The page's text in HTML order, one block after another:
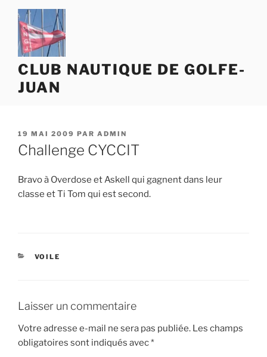
Aller
contenu
principal
CLUB NAUTIQUE DE GOLFE-
JUAN
PUBLIÉ
LE
19 MAI 2009 PAR ADMIN
Challenge CYCCIT
Bravo à Overdose et Askell qui gagnent dans leur
classe et Ti Tom qui est second.
CATÉGORIES
VOILE
Laisser un commentaire
Votre adresse e-mail ne sera pas publiée. Les champs
obligatoires sont indiqués avec*